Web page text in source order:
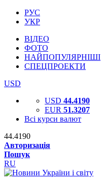
РУС
УКР
ВІДЕО
ФОТО
НАЙПОПУЛЯРНІШІ
СПЕЦПРОЕКТИ
USD
USD 44.4190
EUR 51.3207
Всі курси валют
44.4190
Авторизація
Пошук
RU